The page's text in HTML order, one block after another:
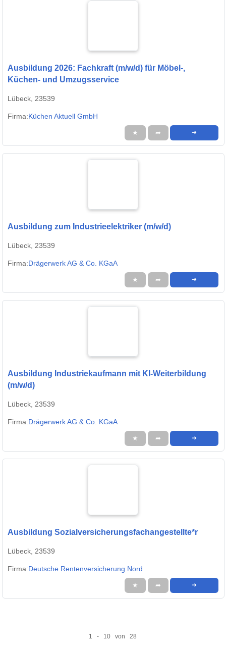
Ausbildung 2026: Fachkraft (m/w/d) für Möbel-,
Küchen- und Umzugsservice
Lübeck, 23539
Firma:Küchen Aktuell GmbH
★ ➦ ➜
Ausbildung zum Industrieelektriker (m/w/d)
Lübeck, 23539
Firma:Drägerwerk AG & Co. KGaA
★ ➦ ➜
Ausbildung Industriekaufmann mit KI-Weiterbildung
(m/w/d)
Lübeck, 23539
Firma:Drägerwerk AG & Co. KGaA
★ ➦ ➜
Ausbildung Sozialversicherungsfachangestellte*r
Lübeck, 23539
Firma:Deutsche Rentenversicherung Nord
★ ➦ ➜
1 - 10 von 28